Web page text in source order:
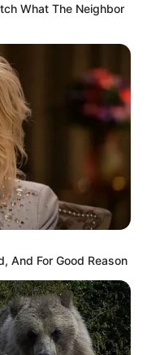
cara
Pastikan bisa
lain ya
What The Neighbor
And For Good Reason